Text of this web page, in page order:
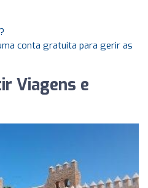
conta gratuita para gerir as
Viagens e